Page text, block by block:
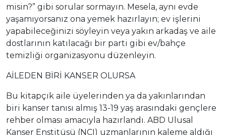
misin?” gibi sorular sormayın. Mesela, aynı evde
yaşamıyorsanız ona yemek hazırlayın; ev işlerini
yapabileceğinizi söyleyin veya yakın arkadaş ve aile
dostlarının katılacağı bir parti gibi ev/bahçe
temizliği organizasyonu düzenleyin.
AİLEDEN BİRİ KANSER OLURSA
Bu kitapçık aile üyelerinden ya da yakınlarından
biri kanser tanısı almış 13-19 yaş arasındaki gençlere
rehber olması amacıyla hazırlandı. ABD Ulusal
Kanser Enstitüsü (NCI) uzmanlarının kaleme aldığı